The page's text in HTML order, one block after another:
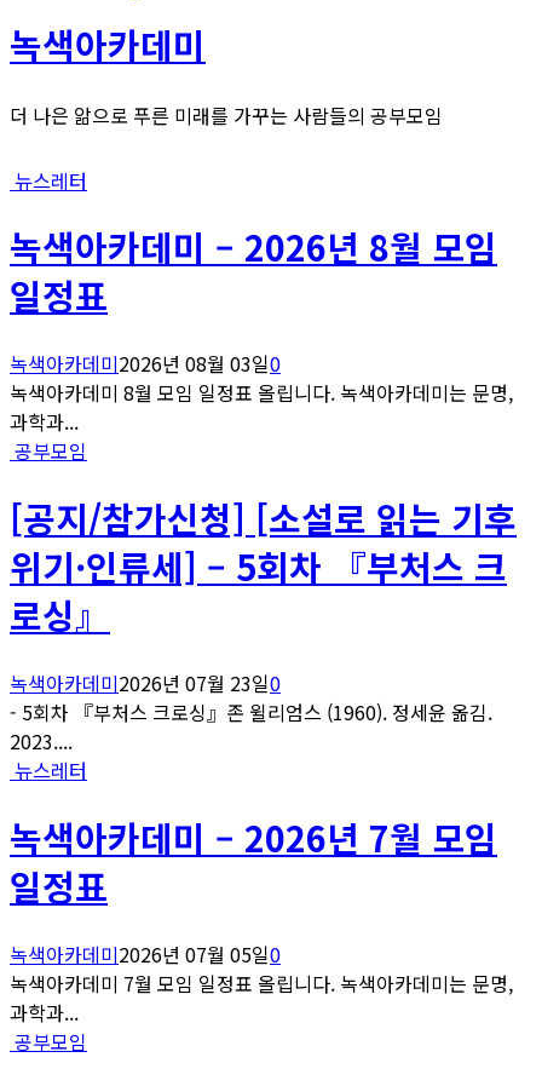
녹색아카데미
더 나은 앎으로 푸른 미래를 가꾸는 사람들의 공부모임
뉴스레터
녹색아카데미 – 2026년 8월 모임
일정표
녹색아카데미2026년 08월 03일0
녹색아카데미 8월 모임 일정표 올립니다. 녹색아카데미는 문명,
과학과...
공부모임
[공지/참가신청] [소설로 읽는 기후
위기·인류세] – 5회차 『부처스 크
로싱』
녹색아카데미2026년 07월 23일0
- 5회차 『부처스 크로싱』존 윌리엄스 (1960). 정세윤 옮김.
2023....
뉴스레터
녹색아카데미 – 2026년 7월 모임
일정표
녹색아카데미2026년 07월 05일0
녹색아카데미 7월 모임 일정표 올립니다. 녹색아카데미는 문명,
과학과...
공부모임